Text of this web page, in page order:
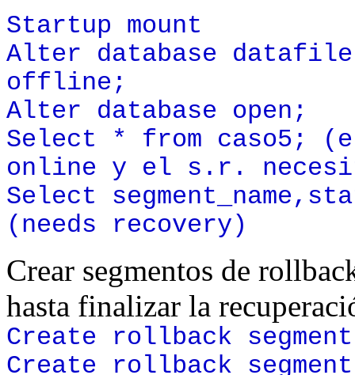
Startup mount
Alter database
offline;
Alter database open;
Select * from caso5;
online y el s.r.
Select
(needs recovery)
Crear segmentos de
hasta finalizar la
Create rollback
Create rollback